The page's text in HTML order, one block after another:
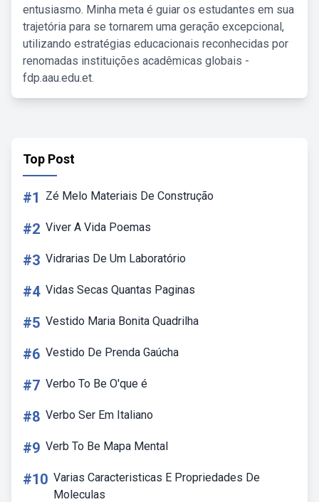
entusiasmo. Minha meta é guiar os estudantes em sua
trajetória para se tornarem uma geração excepcional,
utilizando estratégias educacionais reconhecidas por
renomadas instituições acadêmicas globais -
fdp.aau.edu.et.
Top Post
#1 Zé Melo Materiais De Construção
#2 Viver A Vida Poemas
#3 Vidrarias De Um Laboratório
#4 Vidas Secas Quantas Paginas
#5 Vestido Maria Bonita Quadrilha
#6 Vestido De Prenda Gaúcha
#7 Verbo To Be O'que é
#8 Verbo Ser Em Italiano
#9 Verb To Be Mapa Mental
#10 Varias Caracteristicas E Propriedades De
Moleculas